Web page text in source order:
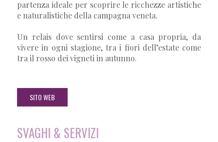
partenza ideale per scoprire le ricchezze artistiche
e naturalistiche della campagna veneta.
Un relais dove sentirsi come a casa propria, da
vivere in ogni stagione, tra i fiori dell’estate come
tra il rosso dei vigneti in autunno.
SITO WEB
SVAGHI & SERVIZI